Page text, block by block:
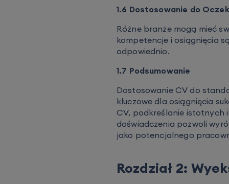
1.6 Dostosowanie do
Różne branże mogą mieć
kompetencje i osiągnięcia
odpowiednio.
1.7 Podsumowanie
Dostosowanie CV do
kluczowe dla osiągnięcia
CV, podkreślanie istotnych
doświadczenia pozwoli
jako potencjalnego
Rozdział 2: